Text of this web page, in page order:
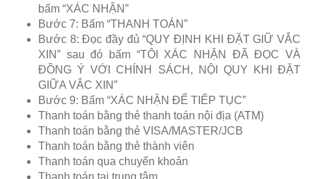
bấm “XÁC NHẬN”
Bước 7: Bấm “THANH TOÁN”
Bước 8: Đọc đầy đủ “QUY ĐỊNH KHI ĐẶT GIỮ VẮC
XIN” sau đó bấm “TÔI XÁC NHẬN ĐÃ ĐỌC VÀ
ĐỒNG Ý VỚI CHÍNH SÁCH, NỘI QUY KHI ĐẶT
GIỮA VẮC XIN”
Bước 9: Bấm “XÁC NHẬN ĐỂ TIẾP TỤC”
Thanh toán bằng thẻ thanh toán nội địa (ATM)
Thanh toán bằng thẻ VISA/MASTER/JCB
Thanh toán bằng thẻ thành viên
Thanh toán qua chuyển khoản
Thanh toán tại trung tâm